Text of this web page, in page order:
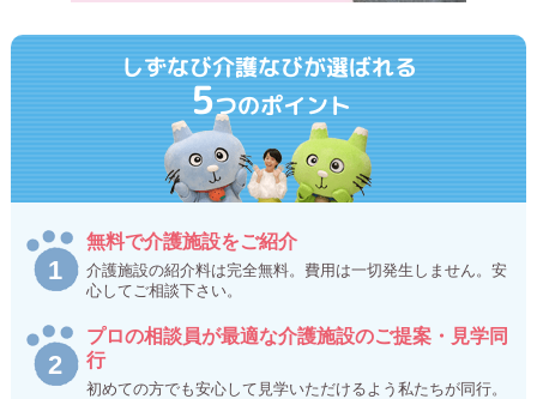
しずなび介護なびが選ばれる
5つのポイント
無料で介護施設をご紹介
介護施設の紹介料は完全無料。費用は一切発生しません。安
心してご相談下さい。
プロの相談員が最適な介護施設のご提案・見学同
行
初めての方でも安心して見学いただけるよう私たちが同行。